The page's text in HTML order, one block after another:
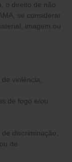
o direito de não
se considerar
imagem ou
violência;
de fogo e/ou
discriminação,
de